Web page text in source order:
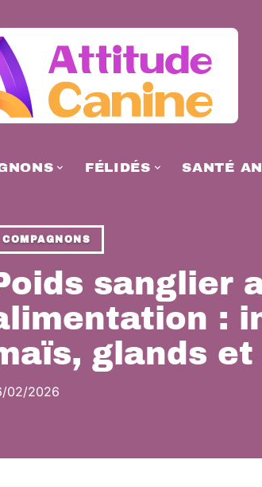
FÉLIDÉS SANTÉ
COMPAGNONS
sanglier
:
glands
02/2026